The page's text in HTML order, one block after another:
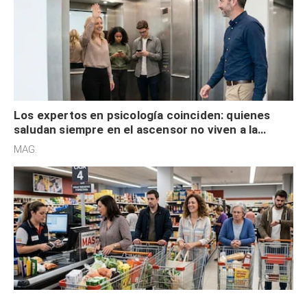
Los expertos en psicología coinciden: quienes
saludan siempre en el ascensor no viven a la
defensiva y tienen apertura social
MAG.